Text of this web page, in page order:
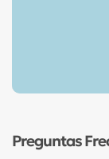
Preguntas